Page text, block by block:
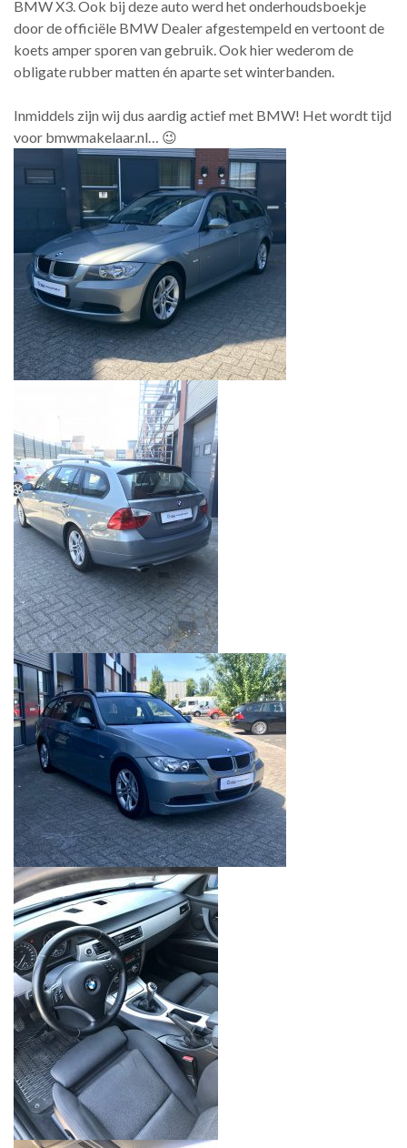
BMW X3. Ook bij deze auto werd het onderhoudsboekje
door de officiële BMW Dealer afgestempeld en vertoont de
koets amper sporen van gebruik. Ook hier wederom de
obligate rubber matten én aparte set winterbanden.
Inmiddels zijn wij dus aardig actief met BMW! Het wordt tijd
voor bmwmakelaar.nl… 😉